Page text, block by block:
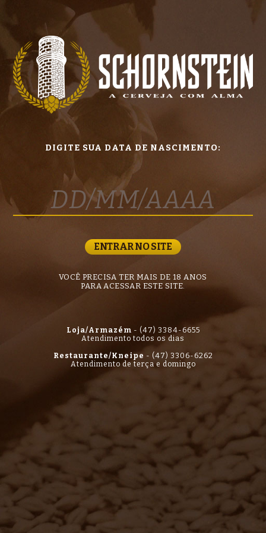
DIGITE SUA DATA DE NASCIMENTO:
ENTRAR NO SITE
VOCÊ PRECISA TER MAIS DE 18 ANOS
PARA ACESSAR ESTE SITE.
Loja/Armazém - (47) 3384-6655
Atendimento todos os dias
Restaurante/Kneipe - (47) 3306-6262
Atendimento de terça e domingo